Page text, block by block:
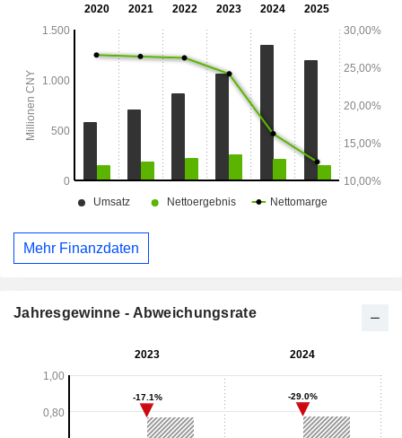
Mehr Finanzdaten
Jahresgewinne - Abweichungsrate